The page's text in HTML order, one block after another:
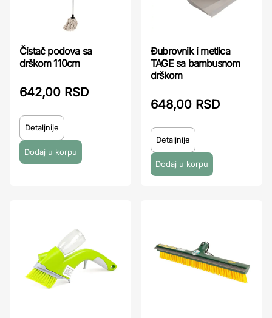
Čistač podova sa
drškom 110cm
642,00 RSD
Detaljnije
Đubrovnik i metlica
TAGE sa bambusnom
drškom
648,00 RSD
Detaljnije